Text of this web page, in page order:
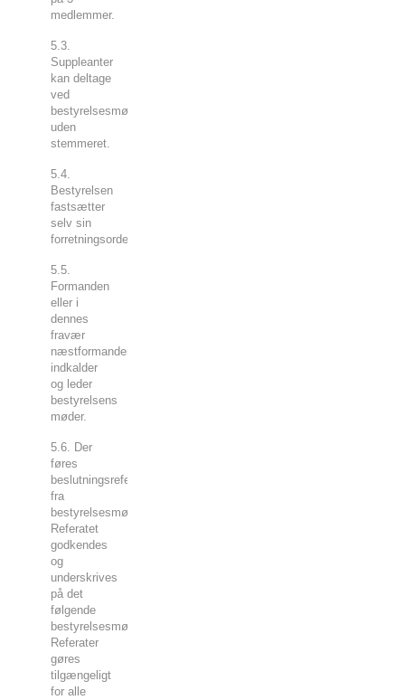
medlemmer.
5.3.
Suppleanter
kan deltage
ved
bestyrelsesmøder, dog
uden
stemmeret.
5.4.
Bestyrelsen
fastsætter
selv sin
forretningsorden.
5.5.
Formanden
eller i
dennes
fravær
næstformanden
indkalder
og leder
bestyrelsens
møder.
5.6. Der
føres
beslutningsreferat
fra
bestyrelsesmøderne.
Referatet
godkendes
og
underskrives
på det
følgende
bestyrelsesmøde.
Referater
gøres
tilgængeligt
for alle